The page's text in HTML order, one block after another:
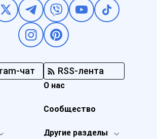
чат RSS-лента
Другие разделы
О нас
Сообщество